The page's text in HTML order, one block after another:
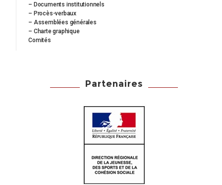
– Documents institutionnels
– Procès-verbaux
– Assemblées générales
– Charte graphique
Comités
Partenaires